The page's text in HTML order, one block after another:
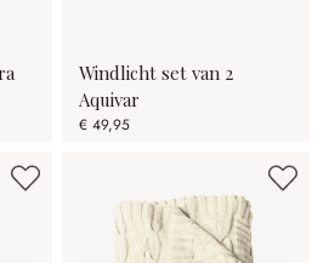
Windlicht set van 2
Aquivar
€ 49,95